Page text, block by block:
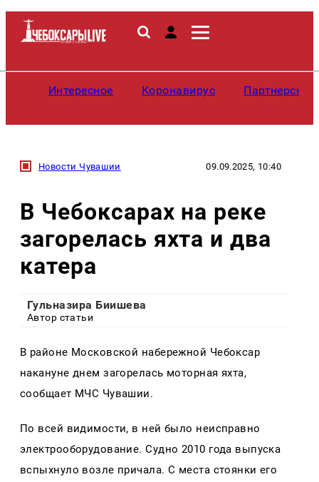
Интересное Коронавирус
Новости Чувашии 09.09.2025, 10:40
В Чебоксарах на реке
загорелась яхта и два
катера
Гульназира Биишева
Автор статьи
В районе Московской набережной Чебоксар
накануне днем загорелась моторная яхта,
сообщает МЧС Чувашии.
По всей видимости, в ней было неисправно
электрооборудование. Судно 2010 года выпуска
вспыхнуло возле причала. С места стоянки его